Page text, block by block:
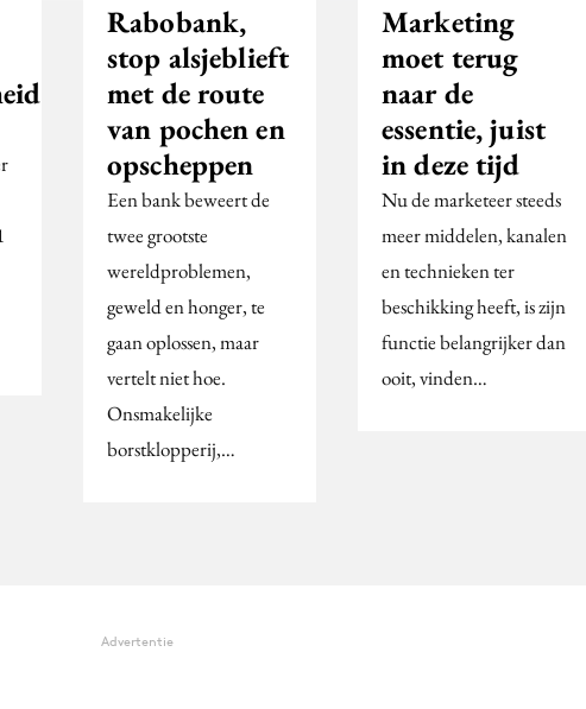
Rabobank,
stop alsjeblieft
met de route
van pochen en
opscheppen
Een bank beweert de
twee grootste
wereldproblemen,
geweld en honger, te
gaan oplossen, maar
vertelt niet hoe.
Onsmakelijke
borstklopperij,…
Marketing
moet terug
naar de
essentie, juist
in deze tijd
Nu de marketeer steeds
meer ­middelen, ­kanalen
en technieken ter
beschikking heeft, is zijn
functie belangrijker dan
ooit, vinden…
Advertentie